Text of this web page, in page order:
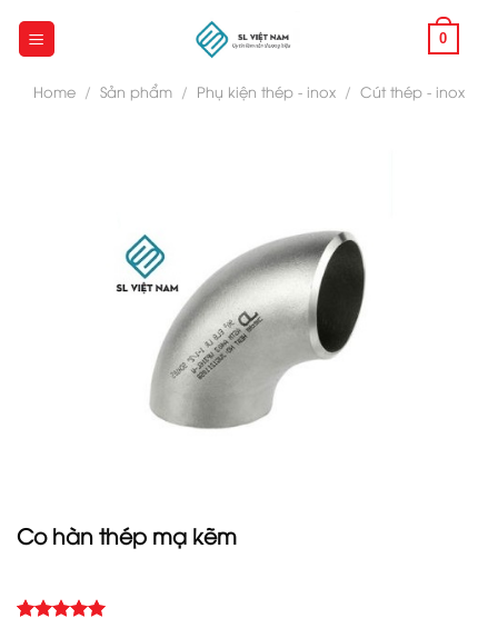
0
Home / Sản phẩm / Phụ kiện thép - inox / Cút thép - inox
Co hàn thép mạ kẽm